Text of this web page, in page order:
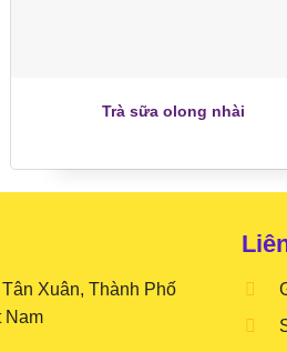
Trà sữa olong nhài
Xuân, Thành Phố
Nam